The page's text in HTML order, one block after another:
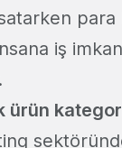
para
iş
ürün